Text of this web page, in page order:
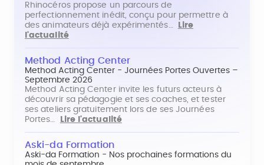
Rhinocéros propose un parcours de
perfectionnement inédit, conçu pour permettre à
des animateurs déjà expérimentés…
Lire
l'actualité
Method Acting Center
Method Acting Center - Journées Portes Ouvertes –
Septembre 2026
Method Acting Center invite les futurs acteurs à
découvrir sa pédagogie et ses coaches, et tester
ses ateliers gratuitement lors de ses Journées
Portes…
Lire l'actualité
Aski-da Formation
Aski-da Formation - Nos prochaines formations du